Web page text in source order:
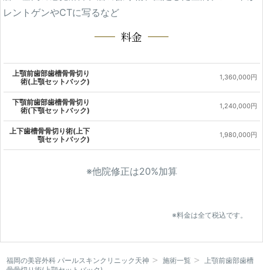
レントゲンやCTに写るなど
料金
上顎前歯部歯槽骨骨切り
術(上顎セットバック)
1,360,000円
下顎前歯部歯槽骨骨切り
術(下顎セットバック)
1,240,000円
上下歯槽骨骨切り術(上下
顎セットバック)
1,980,000円
※他院修正は20%加算
※料金は全て税込です。
福岡の美容外科 パールスキンクリニック天神 施術一覧
上顎前歯部歯槽